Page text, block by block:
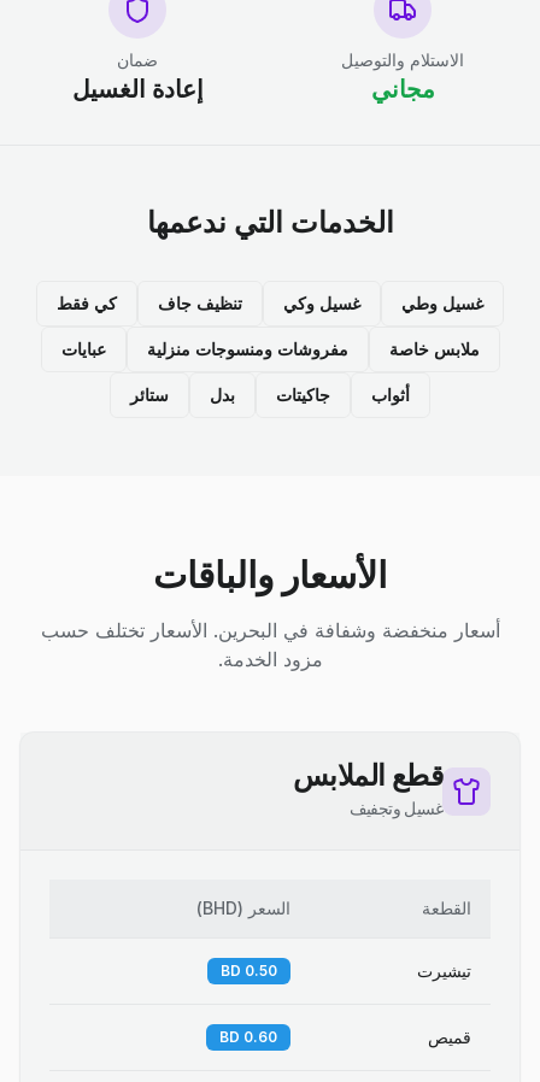
الاستلام والتوصيل
مجاني
ضمان
إعادة الغسيل
الخدمات التي ندعمها
غسيل وطي غسيل وكي تنظيف جاف كي فقط
ملابس خاصة مفروشات ومنسوجات منزلية عبايات
أثواب جاكيتات بدل ستائر
الأسعار والباقات
أسعار منخفضة وشفافة في البحرين. الأسعار تختلف حسب
مزود الخدمة.
قطع الملابس
غسيل وتجفيف
القطعة السعر (
BHD
)
تيشيرت 0.50 BD
قميص 0.60 BD